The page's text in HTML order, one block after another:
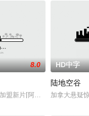
8.0
盟新片[阿斯彭文稿]。影片
HD中字
陆地空谷
加拿大悬疑